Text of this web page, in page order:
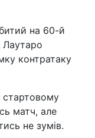
на 60-й
Лаутаро
контратаку
матч, але
не зумів.